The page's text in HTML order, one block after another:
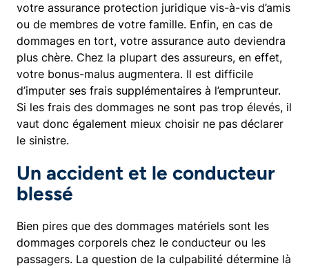
votre assurance protection juridique vis-à-vis d’amis
ou de membres de votre famille. Enfin, en cas de
dommages en tort, votre assurance auto deviendra
plus chère. Chez la plupart des assureurs, en effet,
votre bonus-malus augmentera. Il est difficile
d’imputer ses frais supplémentaires à l’emprunteur.
Si les frais des dommages ne sont pas trop élevés, il
vaut donc également mieux choisir ne pas déclarer
le sinistre.
Un accident et le conducteur
blessé
Bien pires que des dommages matériels sont les
dommages corporels chez le conducteur ou les
passagers. La question de la culpabilité détermine là